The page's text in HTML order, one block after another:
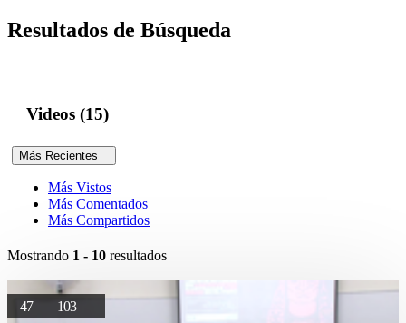
Resultados de Búsqueda
Videos (15)
Más Recientes
Más Vistos
Más Comentados
Más Compartidos
Mostrando 1 - 10 resultados
47 103